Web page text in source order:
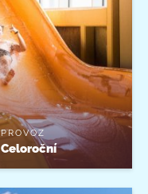
PROVOZ
Celoroční